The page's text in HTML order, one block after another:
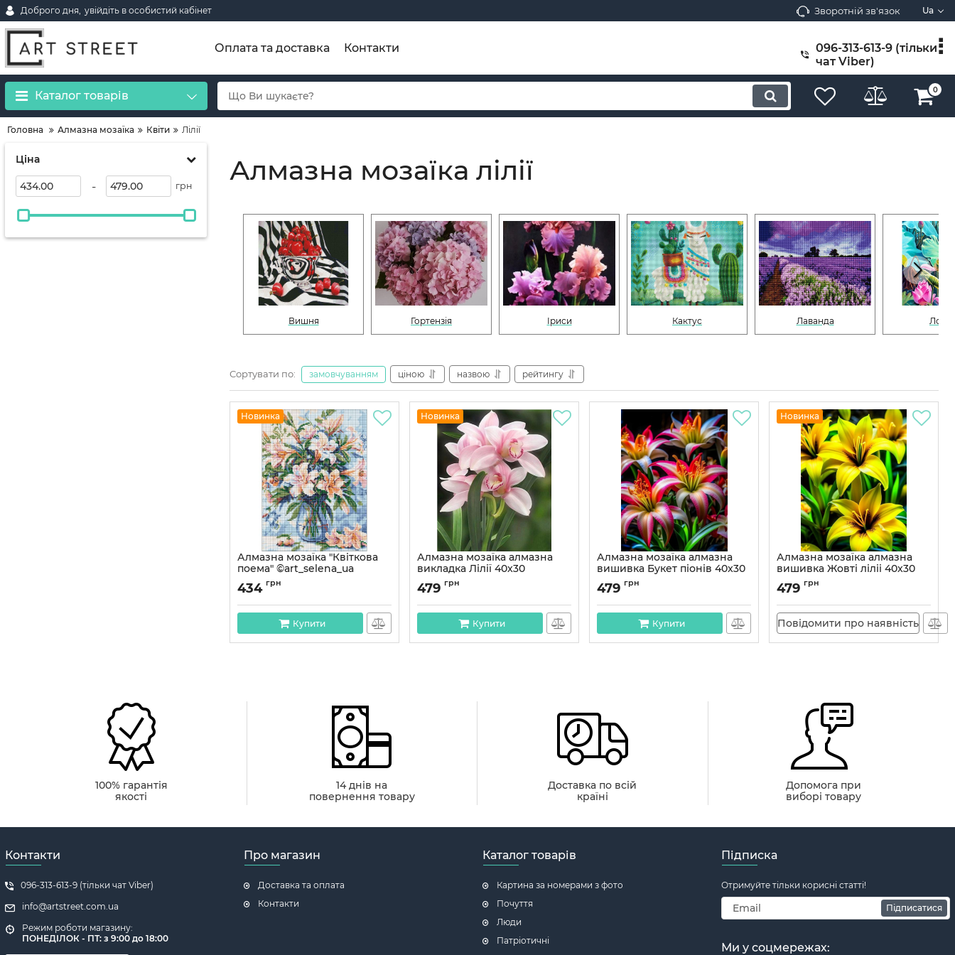
Доброго дня, увійдіть в особистий кабінет Зворотній зв'язок Ua
Оплата та доставка Контакти
096-313-613-9 (тільки
чат Viber)
Каталог товарів 0
Головна Алмазна мозаїка Квіти Лілії
Ціна
- грн Алмазна мозаїка лілії
Вишня Гортензія Іриси Кактус Лаванда
Сортувати по: замовчуванням ціною назвою рейтингу
Новинка
Алмазна мозаїка "Квіткова
поема" ©art_selena_ua
AMO8150, 30x40 см
Артикул:
434 грн
Купити
Новинка
Алмазна мозаїка алмазна
викладка Лілії 40x30
OG00076SS
Артикул:
479 грн
Купити
Алмазна мозаїка алмазна
вишивка Букет піонів 40x30
OG00640SS
Артикул:
479 грн
Купити
Новинка
Алмазна мозаїка алмазна
вишивка Жовті ліліі 40x30
OG00646SS
Артикул:
479 грн
Повідомити про наявність
100% гарантія
якості
14 днів на
повернення товару
Доставка по всій
країні
Допомога при
виборі товару
Контакти
096-313-613-9 (тільки чат Viber)
info@artstreet.com.ua
Режим роботи магазину:
ПОНЕДІЛОК - ПТ: з 9:00 до 18:00
Про магазин
Доставка та оплата
Контакти
Каталог товарів
Картина за номерами з фото
Почуття
Люди
Патріотичні
Підписка
Отримуйте тільки корисні статті!
Підписатися
Ми у соцмережах: